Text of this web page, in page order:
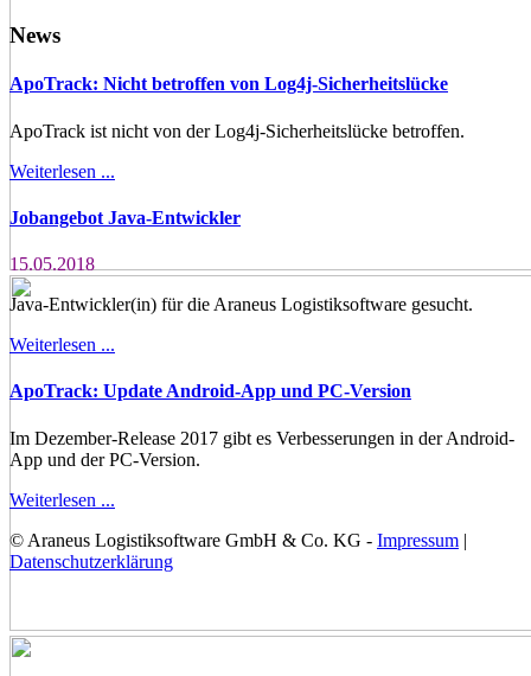
News
ApoTrack: Nicht betroffen von Log4j-Sicherheitslücke
ApoTrack ist nicht von der Log4j-Sicherheitslücke betroffen.
Weiterlesen ...
Jobangebot Java-Entwickler
15.05.2018
Java-Entwickler(in) für die Araneus Logistiksoftware gesucht.
Weiterlesen ...
ApoTrack: Update Android-App und PC-Version
Im Dezember-Release 2017 gibt es Verbesserungen in der Android-
App und der PC-Version.
Weiterlesen ...
© Araneus Logistiksoftware GmbH & Co. KG - Impressum |
Datenschutzerklärung